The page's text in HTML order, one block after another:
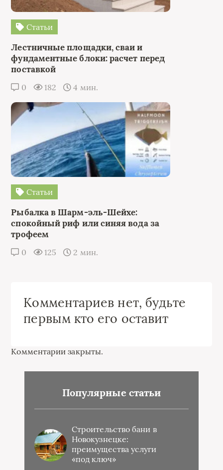
Статьи
Лестничные площадки, сваи и
фундаментные блоки: расчет перед
поставкой
0 182 4 мин.
Статьи
Рыбалка в Шарм-эль-Шейхе:
спокойный риф или синяя вода за
трофеем
0 125 2 мин.
Комментариев нет, будьте
первым кто его оставит
Комментарии закрыты.
Популярные статьи
Строительство бани в
Новокузнецке:
преимущества услуги
«под ключ»